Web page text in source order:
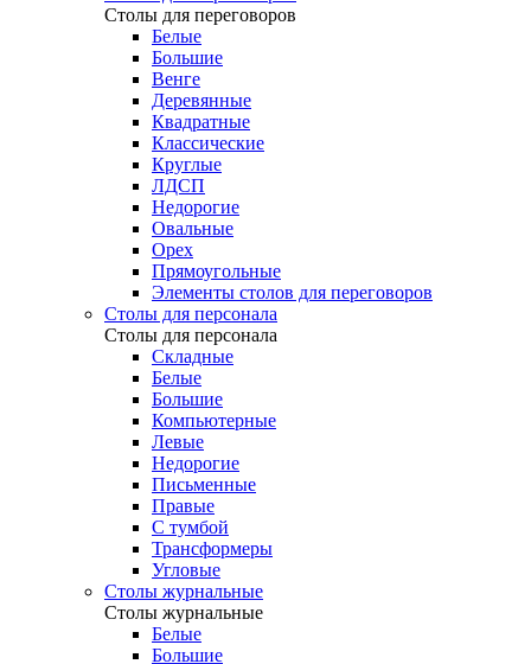
Столы для переговоров
Белые
Большие
Венге
Деревянные
Квадратные
Классические
Круглые
ЛДСП
Недорогие
Овальные
Орех
Прямоугольные
Элементы столов для переговоров
Столы для персонала
Столы для персонала
Cкладные
Белые
Большие
Компьютерные
Левые
Недорогие
Письменные
Правые
С тумбой
Трансформеры
Угловые
Столы журнальные
Столы журнальные
Белые
Большие